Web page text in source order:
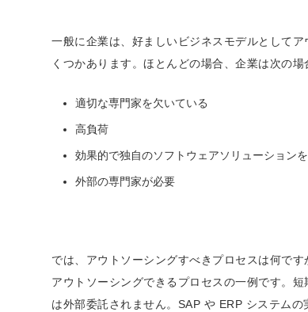
一般に企業は、好ましいビジネスモデルとして
くつかあります。ほとんどの場合、企業は次の場
適切な専門家を欠いている
高負荷
効果的で独自のソフトウェアソリューション
外部の専門家が必要
では、アウトソーシングすべきプロセスは何で
アウトソーシングできるプロセスの一例です。
は外部委託されません。SAP や ERP システム